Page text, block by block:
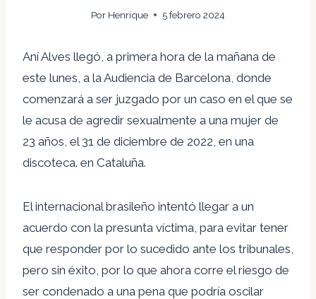
Por Henrique 5 febrero 2024
Aní Alves llegó, a primera hora de la mañana de
este lunes, a la Audiencia de Barcelona, ​​donde
comenzará a ser juzgado por un caso en el que se
le acusa de agredir sexualmente a una mujer de
23 años, el 31 de diciembre de 2022, en una
discoteca. en Cataluña.
El internacional brasileño intentó llegar a un
acuerdo con la presunta víctima, para evitar tener
que responder por lo sucedido ante los tribunales,
pero sin éxito, por lo que ahora corre el riesgo de
ser condenado a una pena que podría oscilar